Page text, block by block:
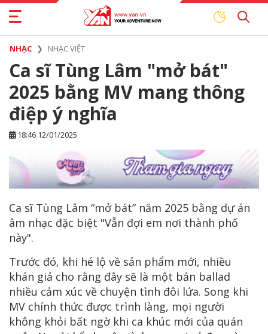
NHẠC NHẠC VIỆT
Ca sĩ Tùng Lâm "mở bát"
2025 bằng MV mang thông
điệp ý nghĩa
18:46 12/01/2025
Ca sĩ Tùng Lâm “mở bát” năm 2025 bằng dự án
âm nhạc đặc biệt "Vẫn đợi em nơi thành phố
này".
Trước đó, khi hé lộ về sản phẩm mới, nhiều
khán giả cho rằng đây sẽ là một bản ballad
nhiều cảm xúc về chuyện tình đôi lứa. Song khi
MV chính thức được trình làng, mọi người
không khỏi bất ngờ khi ca khúc mới của quán